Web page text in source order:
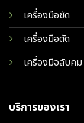
เครื่องมือขัด
เครื่องมือตัด
เครื่องมือลับคม
บริการของเรา